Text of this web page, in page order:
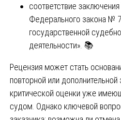
соответствие
Федерального закона №
государственной
деятельности». 📚
Рецензия может стать
повторной или
критической оценки уже
судом. Однако ключевой